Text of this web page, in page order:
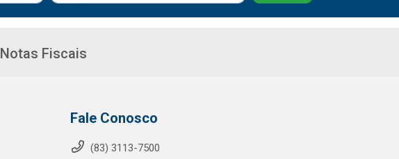
Notas Fiscais
Fale Conosco
(83) 3113-7500